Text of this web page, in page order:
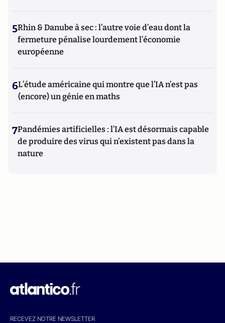
5Rhin & Danube à sec : l’autre voie d’eau dont la
fermeture pénalise lourdement l’économie
européenne
6L’étude américaine qui montre que l’IA n’est pas
(encore) un génie en maths
7Pandémies artificielles : l’IA est désormais capable
de produire des virus qui n’existent pas dans la
nature
RECEVEZ NOTRE NEWSLETTER